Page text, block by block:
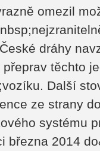
omezil
dráhy
těchto
Další
ze strany
systému
března 2014